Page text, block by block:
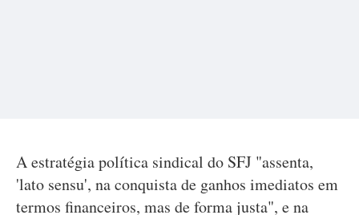
A estratégia política sindical do SFJ "assenta,
'lato sensu', na conquista de ganhos imediatos em
termos financeiros, mas de forma justa", e na